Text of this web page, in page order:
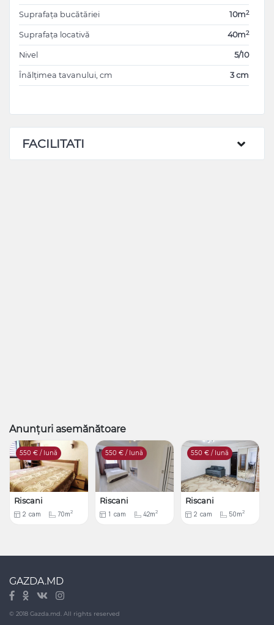
Suprafața bucătăriei 10m2
Suprafața locativă 40m2
Nivel 5/10
Înălțimea tavanului, cm 3 cm
FACILITATI
Anunțuri asemănătoare
550 € / lună
Riscani
2 cam 70m2
550 € / lună
Riscani
1 cam 42m2
550 € / lună
Riscani
2 cam 50m2
GAZDA.MD
© 2018 Gazda.md. All rights reserved